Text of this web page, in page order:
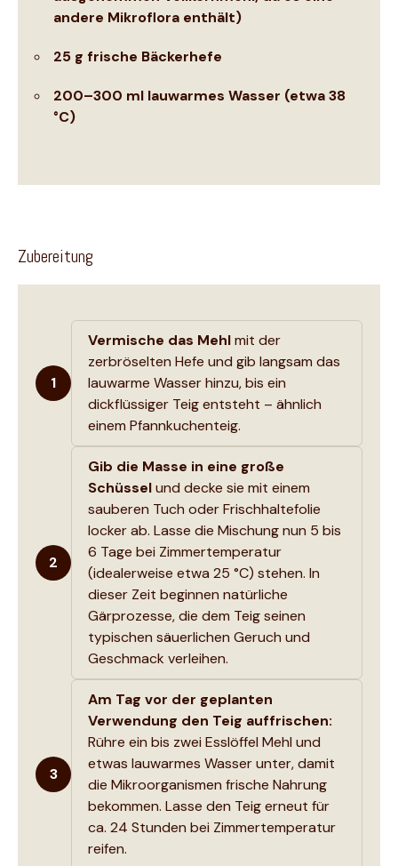
andere Mikroflora enthält)
25 g frische Bäckerhefe
200–300 ml lauwarmes Wasser (etwa 38
°C)
Zubereitung
1
Vermische das Mehlmit der
zerbröselten Hefe und gib langsam das
lauwarme Wasser hinzu, bis ein
dickflüssiger Teig entsteht – ähnlich
einem Pfannkuchenteig.
2
Gib die Masse in eine große
Schüsselund decke sie mit einem
sauberen Tuch oder Frischhaltefolie
locker ab. Lasse die Mischung nun 5 bis
6 Tage bei Zimmertemperatur
(idealerweise etwa 25 °C) stehen. In
dieser Zeit beginnen natürliche
Gärprozesse, die dem Teig seinen
typischen säuerlichen Geruch und
Geschmack verleihen.
3
Am Tag vor der geplanten
Verwendung den Teig auffrischen:
Rühre ein bis zwei Esslöffel Mehl und
etwas lauwarmes Wasser unter, damit
die Mikroorganismen frische Nahrung
bekommen. Lasse den Teig erneut für
ca. 24 Stunden bei Zimmertemperatur
reifen.